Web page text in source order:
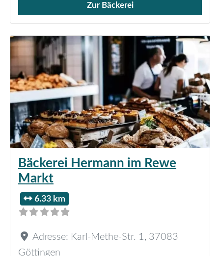
Verkauf von Brötchen,
Zur Bäckerei
Bäckerei Hermann im Rewe
Markt
6.33 km
Adresse: Karl-Methe-Str. 1 , 37083
Göttingen